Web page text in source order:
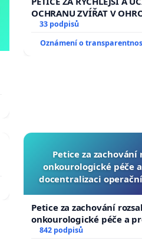
OCHRANU ZVÍŘAT V
33 podpisů
Oznámení o
Petice za zachování
onkourologické péče
docentralizaci
Petice za zachování
onkourologické péče a
docentralizaci
842 podpisů